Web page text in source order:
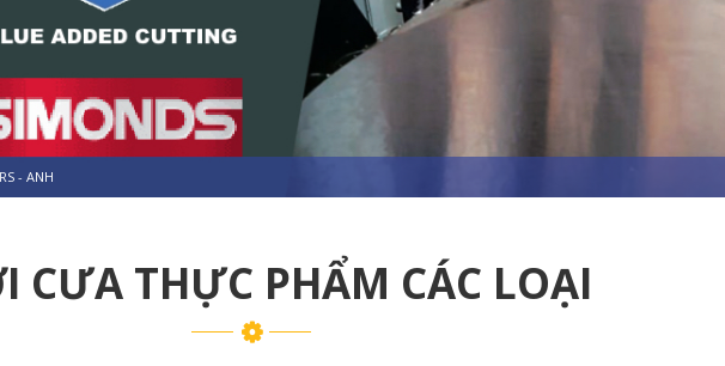
- ANH
CƯA THỰC PHẨM CÁC LOẠI